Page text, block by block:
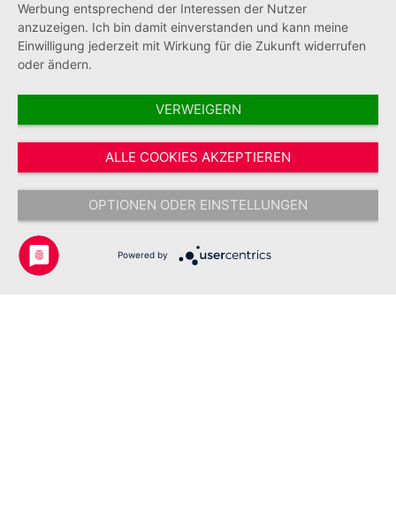
Vertrag widerrufen
* Alle Preise inkl. gesetzl. Mehrwertsteuer zzgl.Versandkostenund ggf.
Nachnahmegebühren, wenn nicht anders angegeben.
Copyright © 2026 Johanniter-Unfall-Hilfe e.V. - Alle Rechte
vorbehalten.
Werbung entsprechend der Interessen der Nutzer
anzuzeigen. Ich bin damit einverstanden und kann meine
Einwilligung jederzeit mit Wirkung für die Zukunft widerrufen
oder ändern.
VERWEIGERN
ALLE COOKIES AKZEPTIEREN
OPTIONEN ODER EINSTELLUNGEN
Powered by